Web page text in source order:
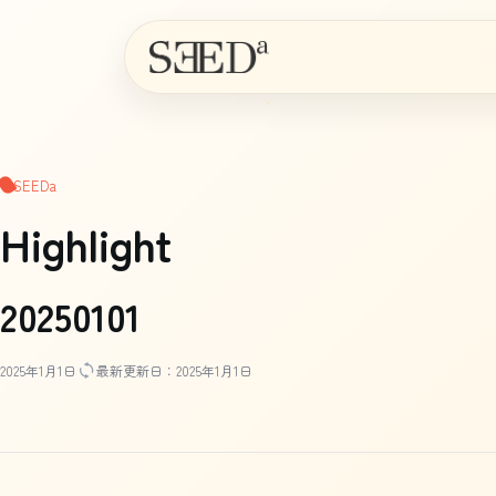
SEEDa
Highlight
20250101
2025年1月1日 最新更新日：2025年1月1日